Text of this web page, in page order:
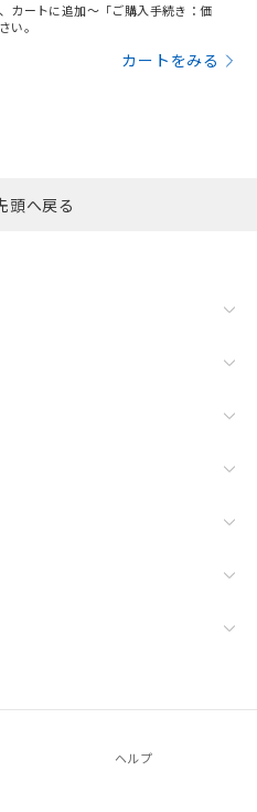
カートに追加～「ご購入手続き：価
い。
カートをみる
頭へ戻る
ヘルプ